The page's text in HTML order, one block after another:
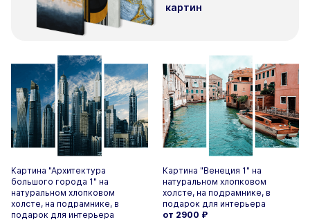
картин
Картина "Архитектура
большого города 1" на
натуральном хлопковом
холсте, на подрамнике, в
подарок для интерьера
Картина "Венеция 1" на
натуральном хлопковом
холсте, на подрамнике, в
подарок для интерьера
от 2900 ₽